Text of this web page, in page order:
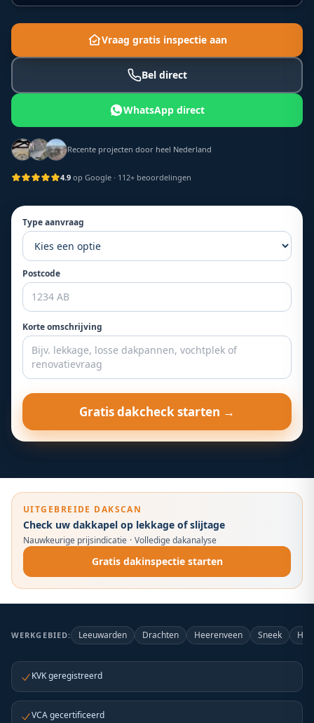
Vraag gratis inspectie aan
Bel direct
WhatsApp direct
Recente projecten door heel Nederland
4.9 op Google · 112+ beoordelingen
Type aanvraag
Postcode
Korte omschrijving
Gratis dakcheck starten →
UITGEBREIDE DAKSCAN
Check uw dakkapel op lekkage of slijtage
Nauwkeurige prijsindicatie · Volledige dakanalyse
Gratis dakinspectie starten
WERKGEBIED: Leeuwarden Drachten Heerenveen Sneek
KVK geregistreerd
VCA gecertificeerd